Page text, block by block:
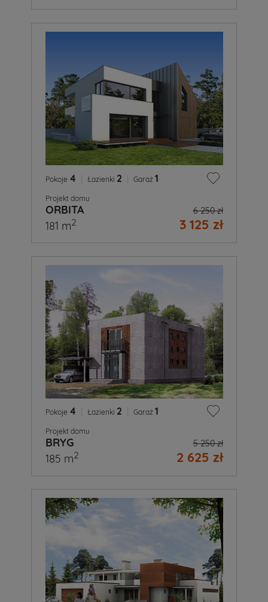
Pokoje 4 Łazienki 2 Garaż 1
Projekt domu
ORBITA 6 250 zł
3 125 zł
181 m2
Pokoje 4 Łazienki 2 Garaż 1
Projekt domu
BRYG 5 250 zł
2 625 zł
185 m2